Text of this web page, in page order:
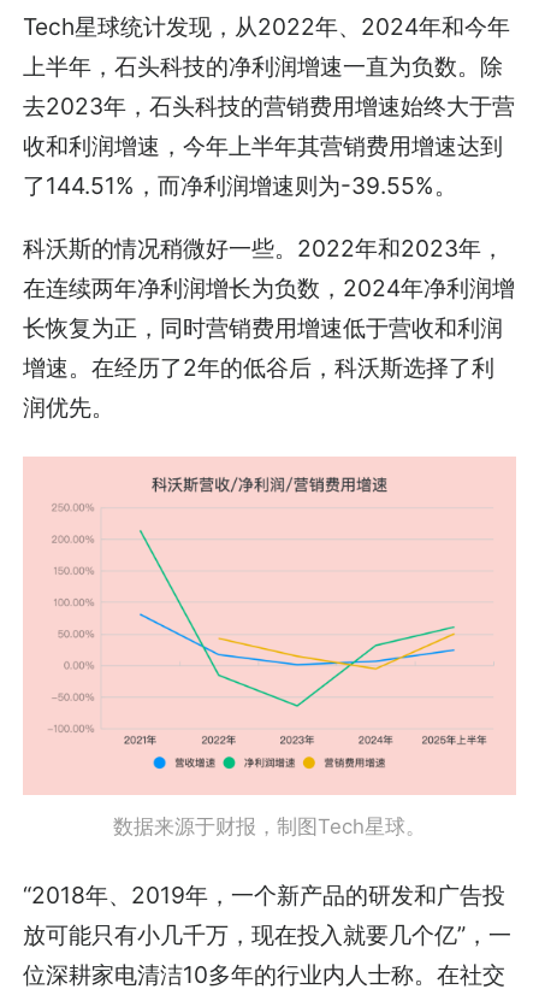
Tech星球统计发现，从2022年、2024年和今年
上半年，石头科技的净利润增速一直为负数。除
去2023年，石头科技的营销费用增速始终大于营
收和利润增速，今年上半年其营销费用增速达到
了144.51%，而净利润增速则为-39.55%。
科沃斯的情况稍微好一些。2022年和2023年，
在连续两年净利润增长为负数，2024年净利润增
长恢复为正，同时营销费用增速低于营收和利润
增速。在经历了2年的低谷后，科沃斯选择了利
润优先。
数据来源于财报，制图Tech星球。
“2018年、2019年，一个新产品的研发和广告投
放可能只有小几千万，现在投入就要几个亿”，一
位深耕家电清洁10多年的行业内人士称。在社交